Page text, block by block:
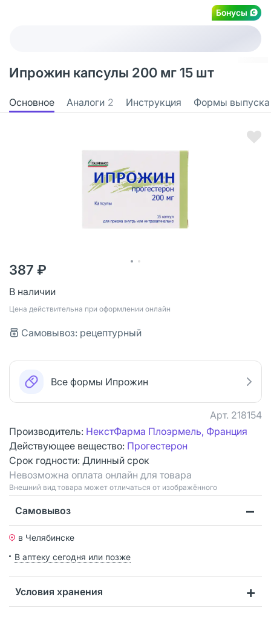
Бонусы
Ипрожин капсулы 200 мг 15 шт
Основное Аналоги 2 Инструкция Формы выпуска
387 ₽
В наличии
Цена действительна при оформлении онлайн
Самовывоз: рецептурный
Все формы Ипрожин
Арт. 218154
Производитель: НекстФарма Плоэрмель, Франция
Действующее вещество: Прогестерон
Срок годности: Длинный срок
Невозможна оплата онлайн для товара
Bнешний вид товара может отличаться от изображённого
Самовывоз
в Челябинске
В аптеку сегодня или позже
Условия хранения